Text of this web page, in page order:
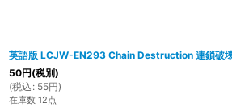
英語版 LCJW-EN293 Chain Destruction 連鎖破
50円(税別)
(税込 : 55円)
在庫数 12点